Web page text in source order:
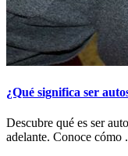
¿Qué significa ser
Descubre qué es ser
adelante. Conoce cómo